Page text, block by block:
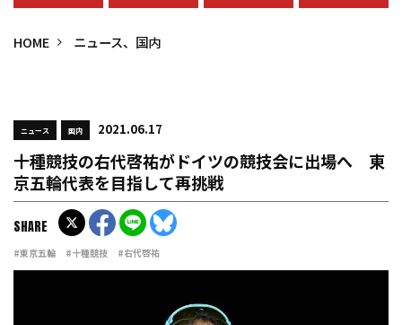
HOME ニュース、国内
ニュース 国内 2021.06.17
十種競技の右代啓祐がドイツの競技会に出場へ 東
京五輪代表を目指して再挑戦
#東京五輪 #十種競技 #右代啓祐
SHARE